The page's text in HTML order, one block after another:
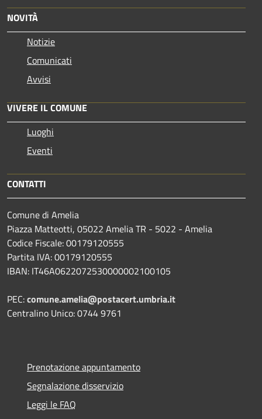
NOVITÀ
Notizie
Comunicati
Avvisi
VIVERE IL COMUNE
Luoghi
Eventi
CONTATTI
Comune di Amelia
Piazza Matteotti, 05022 Amelia TR - 5022 - Amelia
Codice Fiscale: 00179120555
Partita IVA: 00179120555
IBAN: IT46A0622072530000002100105
PEC:comune.amelia@postacert.umbria.it
Centralino Unico: 0744 9761
Prenotazione appuntamento
Segnalazione disservizio
Leggi le FAQ